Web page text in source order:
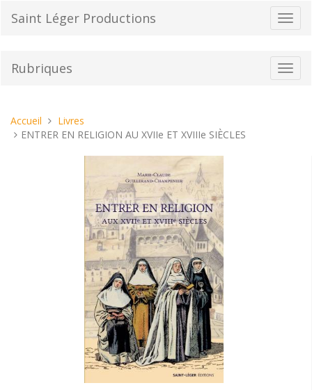
la
Saint Léger Productions
la
Rubriques
Vous
êtes
Accueil
Livres
ENTRER EN RELIGION AU XVIIe ET XVIIIe SIÈCLES